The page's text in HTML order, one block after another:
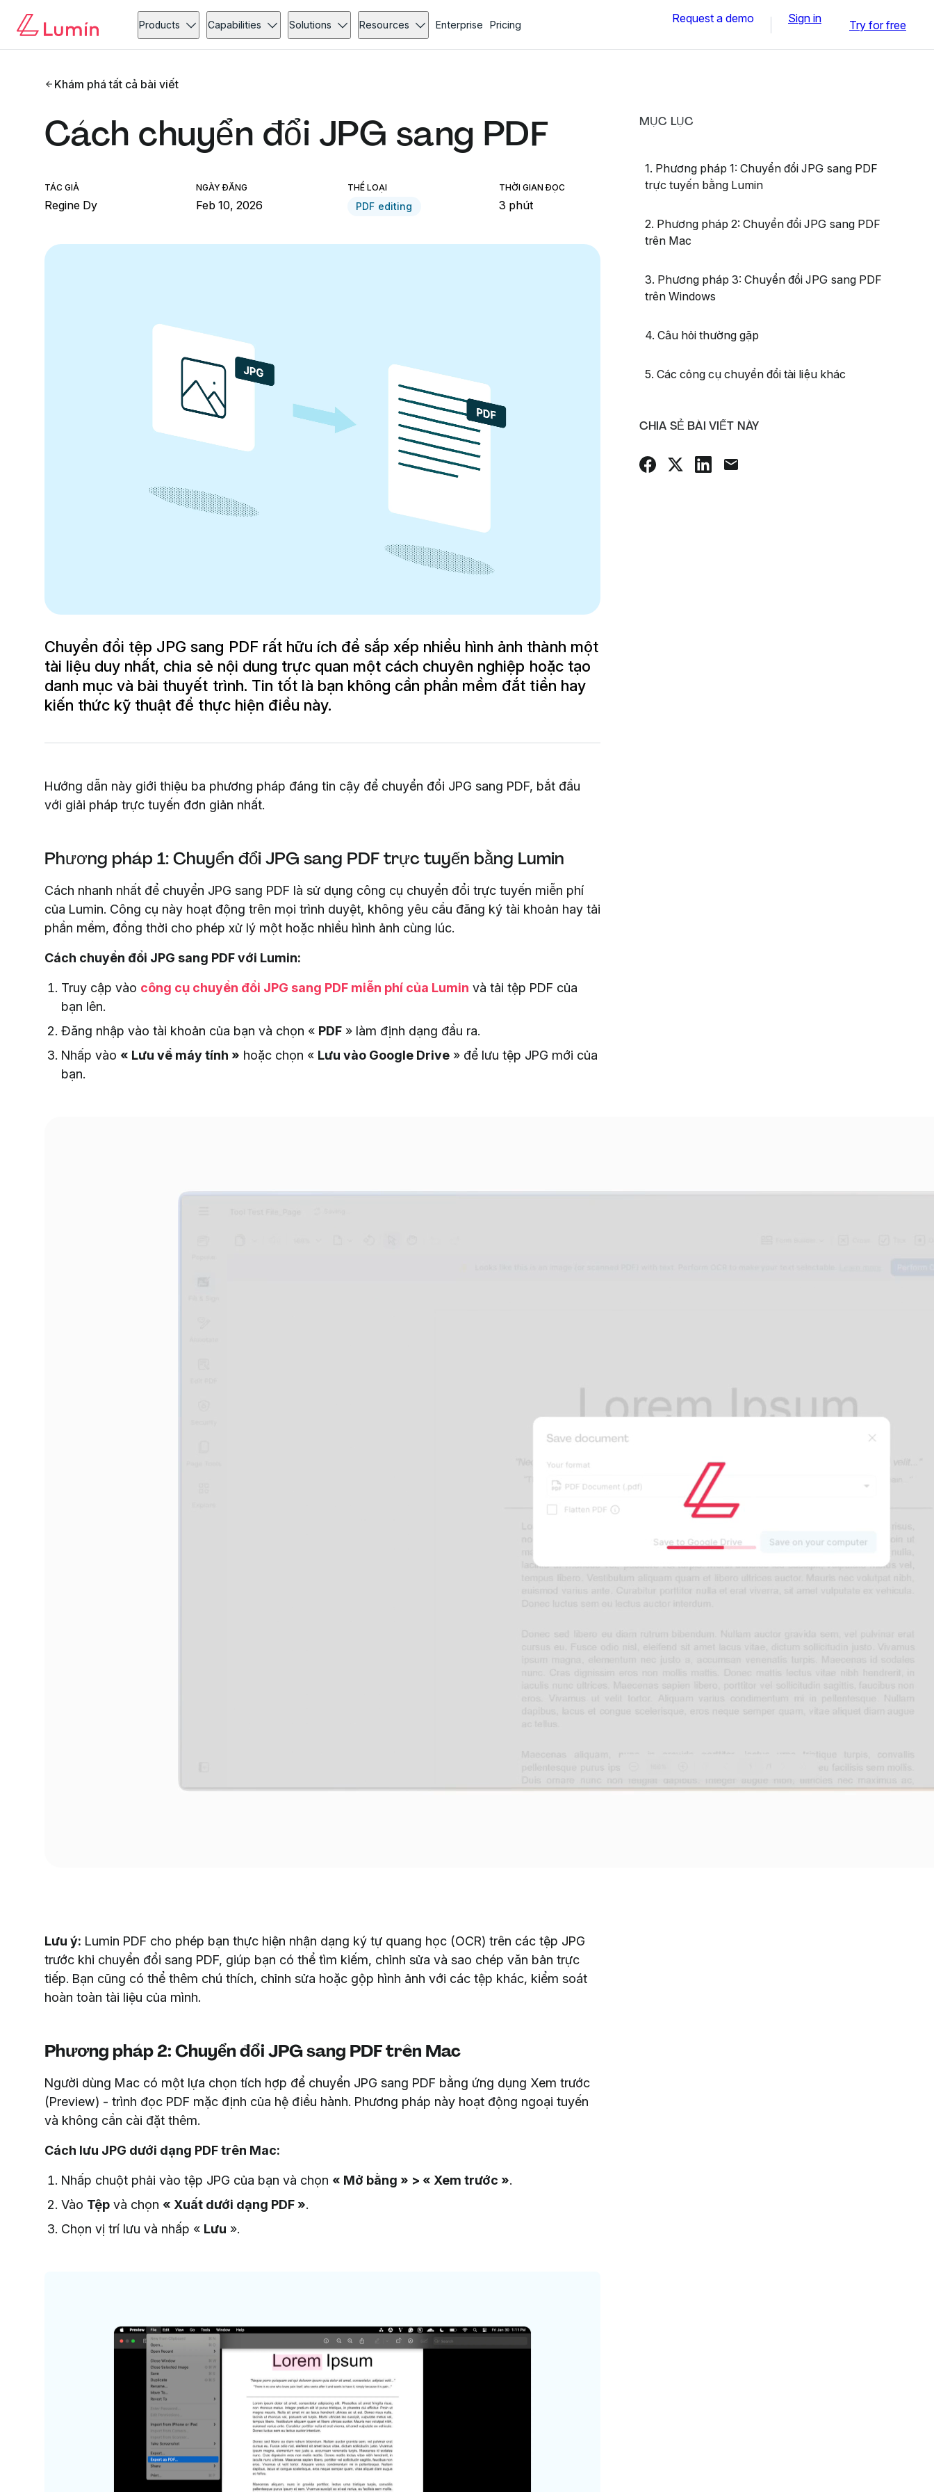
Products Capabilities Solutions Resources Enterprise Pricing Request a demo Sign in Try for free
Khám phá tất cả bài viết
Cách chuyển đổi JPG sang PDF
TÁC GIẢ
Regine Dy
NGÀY ĐĂNG
Feb 10, 2026
THỂ LOẠI
PDF editing
THỜI GIAN ĐỌC
3 phút
Chuyển đổi tệp JPG sang PDF rất hữu ích để sắp xếp nhiều hình ảnh thành một
tài liệu duy nhất, chia sẻ nội dung trực quan một cách chuyên nghiệp hoặc tạo
danh mục và bài thuyết trình. Tin tốt là bạn không cần phần mềm đắt tiền hay
kiến thức kỹ thuật để thực hiện điều này.
MỤC LỤC
1. Phương pháp 1: Chuyển đổi JPG sang PDF
trực tuyến bằng Lumin
2. Phương pháp 2: Chuyển đổi JPG sang PDF
trên Mac
3. Phương pháp 3: Chuyển đổi JPG sang PDF
trên Windows
4. Câu hỏi thường gặp
5. Các công cụ chuyển đổi tài liệu khác
CHIA SẺ BÀI VIẾT NÀY
Hướng dẫn này giới thiệu ba phương pháp đáng tin cậy để chuyển đổi JPG sang PDF, bắt đầu
với giải pháp trực tuyến đơn giản nhất.
Phương pháp 1: Chuyển đổi JPG sang PDF trực tuyến bằng Lumin
Cách nhanh nhất để chuyển JPG sang PDF là sử dụng công cụ chuyển đổi trực tuyến miễn phí
của Lumin. Công cụ này hoạt động trên mọi trình duyệt, không yêu cầu đăng ký tài khoản hay tải
phần mềm, đồng thời cho phép xử lý một hoặc nhiều hình ảnh cùng lúc.
Cách chuyển đổi JPG sang PDF với Lumin:
Truy cập vào công cụ chuyển đổi JPG sang PDF miễn phí của Lumin và tải tệp PDF của
bạn lên.
Đăng nhập vào tài khoản của bạn và chọn « PDF » làm định dạng đầu ra.
Nhấp vào « Lưu về máy tính » hoặc chọn « Lưu vào Google Drive » để lưu tệp JPG mới của
bạn.
Lưu ý: Lumin PDF cho phép bạn thực hiện nhận dạng ký tự quang học (OCR) trên các tệp JPG
trước khi chuyển đổi sang PDF, giúp bạn có thể tìm kiếm, chỉnh sửa và sao chép văn bản trực
tiếp. Bạn cũng có thể thêm chú thích, chỉnh sửa hoặc gộp hình ảnh với các tệp khác, kiểm soát
hoàn toàn tài liệu của mình.
Phương pháp 2: Chuyển đổi JPG sang PDF trên Mac
Người dùng Mac có một lựa chọn tích hợp để chuyển JPG sang PDF bằng ứng dụng Xem trước
(Preview) - trình đọc PDF mặc định của hệ điều hành. Phương pháp này hoạt động ngoại tuyến
và không cần cài đặt thêm.
Cách lưu JPG dưới dạng PDF trên Mac:
Nhấp chuột phải vào tệp JPG của bạn và chọn « Mở bằng » > « Xem trước ».
Vào Tệp và chọn « Xuất dưới dạng PDF ».
Chọn vị trí lưu và nhấp « Lưu ».